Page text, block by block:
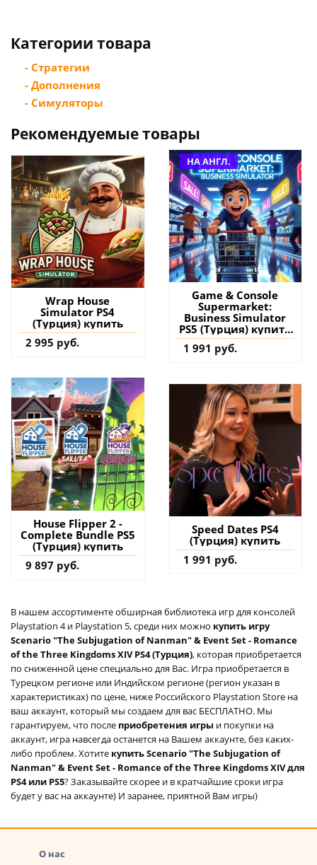
Категории товара
- Стратегии
- Дополнения
- Симуляторы
Рекомендуемые товары
Wrap House
Simulator PS4
(Турция) купить
2 995 руб.
НА АНГЛ.
Game & Console
Supermarket:
Business Simulator
PS5 (Турция) купить
игру на аккаунт
1 991 руб.
House Flipper 2 -
Complete Bundle PS5
(Турция) купить
9 897 руб.
Speed Dates PS4
(Турция) купить
1 991 руб.
В нашем ассортименте обширная библиотека игр для консолей
Playstation 4 и Playstation 5, среди них можно купить игру
Scenario "The Subjugation of Nanman" & Event Set - Romance
of the Three Kingdoms XIV PS4 (Турция), которая приобретается
по сниженной цене специально для Вас. Игра приобретается в
Турецком регионе или Индийском регионе (регион указан в
характеристиках) по цене, ниже Российского Playstation Store на
ваш аккаунт, который мы создаем для вас БЕСПЛАТНО. Мы
гарантируем, что после приобретения игры и покупки на
аккаунт, игра навсегда останется на Вашем аккаунте, без каких-
либо проблем. Хотите купить Scenario "The Subjugation of
Nanman" & Event Set - Romance of the Three Kingdoms XIV для
PS4 или PS5? Заказывайте скорее и в кратчайшие сроки игра
будет у вас на аккаунте) И заранее, приятной Вам игры)
О нас